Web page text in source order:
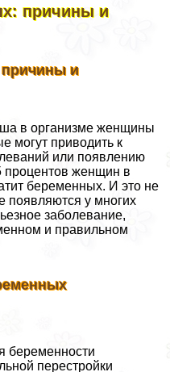
причины и
и
в организме женщины
могут приводить к
или появлению
процентов женщин в
беременных. И это не
появляются у многих
заболевание,
и правильном
беременности
перестройки